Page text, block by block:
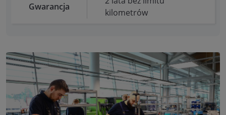
Gwarancja
kilometrów